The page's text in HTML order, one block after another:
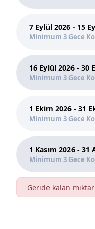
7 Eylül 2026 - 15
Minimum 3 Gece
16 Eylül 2026 - 30
Minimum 3 Gece
1 Ekim 2026 - 31
Minimum 3 Gece
1 Kasım 2026 - 31
Minimum 3 Gece
Geride kalan